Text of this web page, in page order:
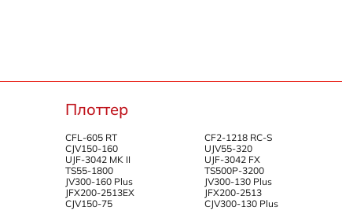
Плоттер
CFL-605 RT CF2-1218 RC-S
СJV150-160
UJV55-320
UJF-3042 MK II
UJF-3042 FX
TS55-1800
TS500P-3200
JV300-160 Plus
JV300-130 Plus
JFX200-2513EX
JFX200-2513
CJV150-75
CJV300-130 Plus